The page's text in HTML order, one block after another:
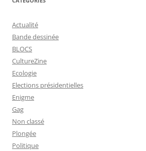
Actualité
Bande dessinée
BLOCS
CultureZine
Ecologie
Elections présidentielles
Enigme
Gag
Non classé
Plongée
Politique